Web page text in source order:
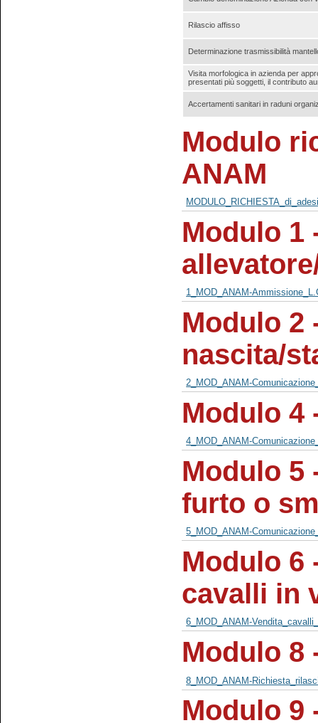
Rilascio affisso
Determinazione trasmissibilità
Visita morfologica in azienda per
presentati più soggetti, il contributo
Accertamenti sanitari in raduni
Modulo
ANAM
Modulo 1
1_MOD_ANAM-
Modulo 2
nascita/
2_MOD_ANAM-
Modulo 4
4_MOD_ANAM-
Modulo 5
furto o
5_MOD_ANAM-
Modulo 6
cavalli in
6_MOD_ANAM-
Modulo 8
8_MOD_ANAM-
Modulo 9